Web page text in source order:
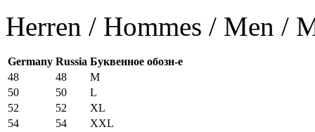
Herren / Hommes / Men /
Germany Russia Буквенное обозн-е
48
48
M
50
50
L
52
52
XL
54
54
XXL